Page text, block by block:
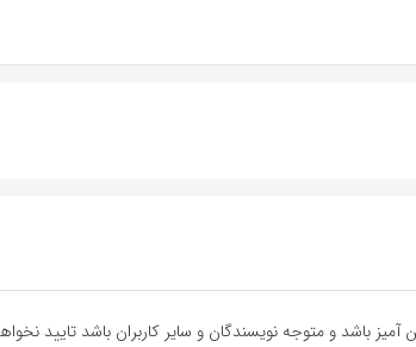
باشد و متوجه نویسندگان و سایر کاربران باشد تایید